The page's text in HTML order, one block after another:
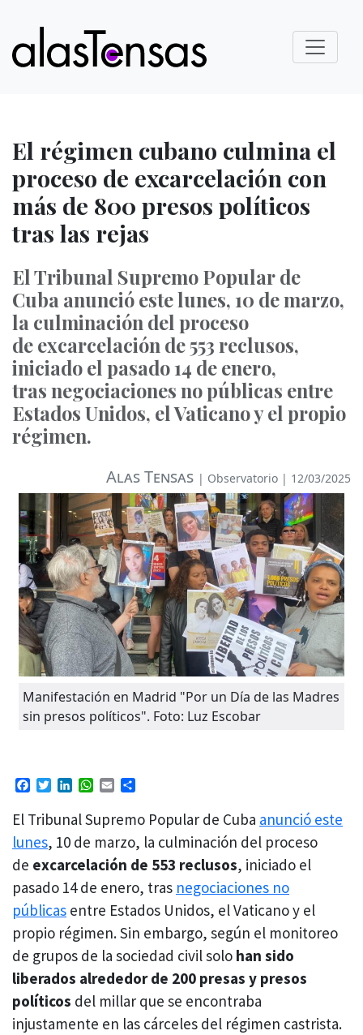
El régimen cubano culmina el
proceso de excarcelación con
más de 800 presos políticos
tras las rejas
El Tribunal Supremo Popular de
Cuba anunció este lunes, 10 de marzo,
la culminación del proceso
de excarcelación de 553 reclusos,
iniciado el pasado 14 de enero,
tras negociaciones no públicas entre
Estados Unidos, el Vaticano y el propio
régimen.
Alas Tensas | Observatorio | 12/03/2025
Manifestación en Madrid "Por un Día de las Madres
sin presos políticos". Foto: Luz Escobar
Facebook
TwitterLinkedIn
WhatsApp
Email
El Tribunal Supremo Popular de Cuba anunció este
lunes, 10 de marzo, la culminación del proceso
de excarcelación de 553 reclusos, iniciado el
pasado 14 de enero, tras negociaciones no
públicas entre Estados Unidos, el Vaticano y el
propio régimen. Sin embargo, según el monitoreo
de grupos de la sociedad civil solo han sido
liberados alrededor de 200 presas y presos
políticos del millar que se encontraba
injustamente en las cárceles del régimen castrista.